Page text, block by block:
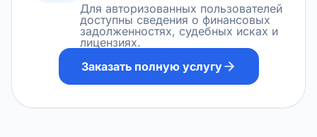
Для авторизованных пользователей
доступны сведения о финансовых
задолженностях, судебных исках и
лицензиях.
Заказать полную услугу